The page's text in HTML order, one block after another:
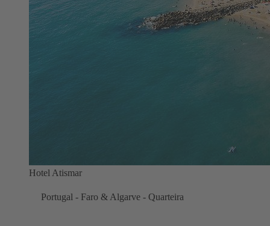
Hotel Atismar
Portugal - Faro & Algarve - Quarteira